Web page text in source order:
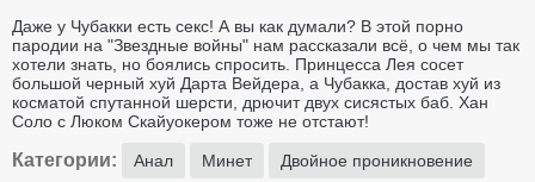
Даже у Чубакки есть секс! А вы как думали? В этой порно
пародии на "Звездные войны" нам рассказали всё, о чем мы так
хотели знать, но боялись спросить. Принцесса Лея сосет
большой черный хуй Дарта Вейдера, а Чубакка, достав хуй из
косматой спутанной шерсти, дрючит двух сисястых баб. Хан
Соло с Люком Скайуокером тоже не отстают!
Категории: Анал Минет Двойное проникновение